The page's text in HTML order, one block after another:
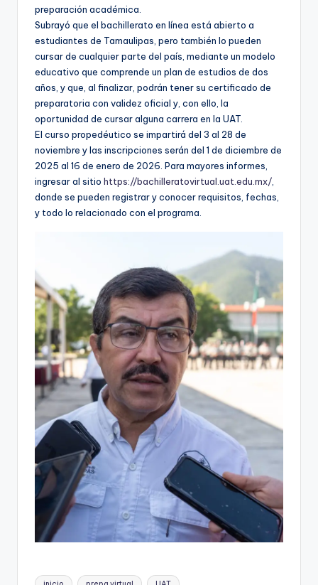
preparación académica.
Subrayó que el bachillerato en línea está abierto a
estudiantes de Tamaulipas, pero también lo pueden
cursar de cualquier parte del país, mediante un modelo
educativo que comprende un plan de estudios de dos
años, y que, al finalizar, podrán tener su certificado de
preparatoria con validez oficial y, con ello, la
oportunidad de cursar alguna carrera en la UAT.
El curso propedéutico se impartirá del 3 al 28 de
noviembre y las inscripciones serán del 1 de diciembre de
2025 al 16 de enero de 2026. Para mayores informes,
ingresar al sitio https://bachilleratovirtual.uat.edu.mx/
donde se pueden registrar y conocer requisitos, fechas,
y todo lo relacionado con el programa.
Etiquetas: